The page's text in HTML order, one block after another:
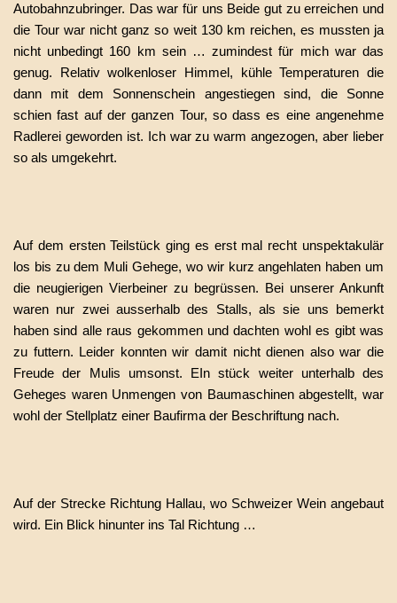
Autobahnzubringer. Das war für uns Beide gut zu erreichen und
die Tour war nicht ganz so weit 130 km reichen, es mussten ja
nicht unbedingt 160 km sein … zumindest für mich war das
genug. Relativ wolkenloser Himmel, kühle Temperaturen die
dann mit dem Sonnenschein angestiegen sind, die Sonne
schien fast auf der ganzen Tour, so dass es eine angenehme
Radlerei geworden ist. Ich war zu warm angezogen, aber lieber
so als umgekehrt.
Auf dem ersten Teilstück ging es erst mal recht unspektakulär
los bis zu dem Muli Gehege, wo wir kurz angehlaten haben um
die neugierigen Vierbeiner zu begrüssen. Bei unserer Ankunft
waren nur zwei ausserhalb des Stalls, als sie uns bemerkt
haben sind alle raus gekommen und dachten wohl es gibt was
zu futtern. Leider konnten wir damit nicht dienen also war die
Freude der Mulis umsonst. EIn stück weiter unterhalb des
Geheges waren Unmengen von Baumaschinen abgestellt, war
wohl der Stellplatz einer Baufirma der Beschriftung nach.
Auf der Strecke Richtung Hallau, wo Schweizer Wein angebaut
wird. Ein Blick hinunter ins Tal Richtung …